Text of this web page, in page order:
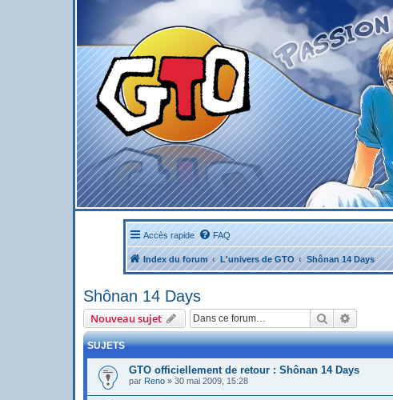
Accès rapide FAQ
Index du forum L'univers de GTO Shônan 14 Days
Shônan 14 Days
Nouveau sujet Rechercher
SUJETS
GTO officiellement de retour : Shônan 14 Days
par Reno » 30 mai 2009, 15:28